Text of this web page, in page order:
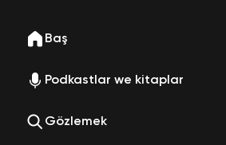
Baş
Podkastlar we kitaplar
Gözlemek